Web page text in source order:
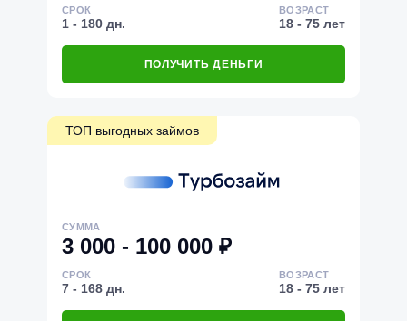
СРОК
1 - 180 дн.
ВОЗРАСТ
18 - 75 лет
ПОЛУЧИТЬ ДЕНЬГИ
ТОП выгодных займов
СУММА
3 000 - 100 000 ₽
СРОК
7 - 168 дн.
ВОЗРАСТ
18 - 75 лет